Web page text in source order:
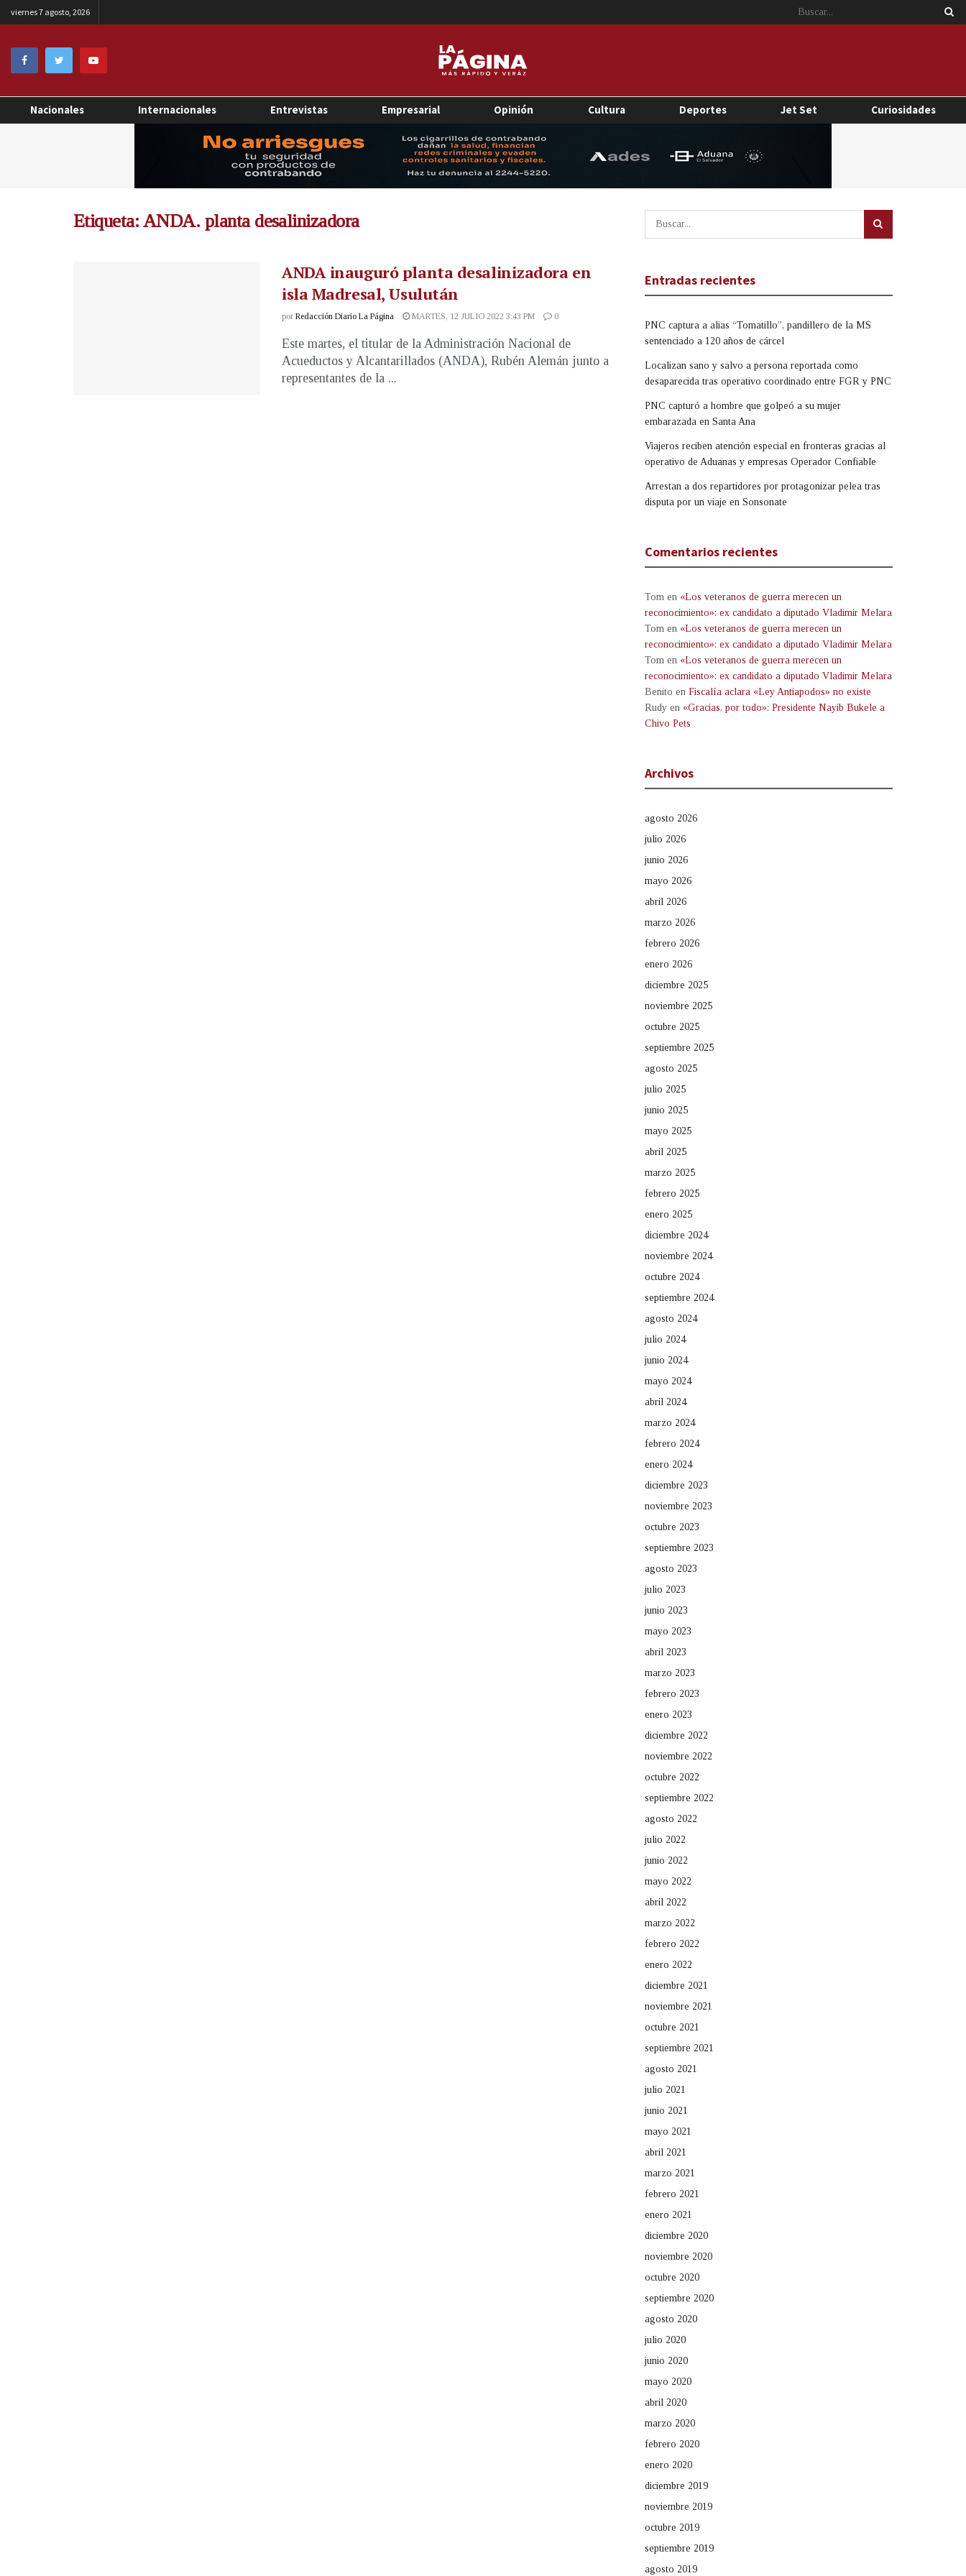
viernes 7 agosto, 2026
Nacionales Internacionales Entrevistas Empresarial Opinión Cultura Deportes Jet Set Curiosidades
Etiqueta: ANDA. planta desalinizadora
ANDA inauguró planta desalinizadora en
isla Madresal, Usulután
por Redacción Diario La Página MARTES, 12 JULIO 2022 3:43 PM 0
Este martes, el titular de la Administración Nacional de
Acueductos y Alcantarillados (ANDA), Rubén Alemán junto a
representantes de la ...
Entradas recientes
PNC captura a alias “Tomatillo”, pandillero de la MS
sentenciado a 120 años de cárcel
Localizan sano y salvo a persona reportada como
desaparecida tras operativo coordinado entre FGR y PNC
PNC capturó a hombre que golpeó a su mujer
embarazada en Santa Ana
Viajeros reciben atención especial en fronteras gracias al
operativo de Aduanas y empresas Operador Confiable
Arrestan a dos repartidores por protagonizar pelea tras
disputa por un viaje en Sonsonate
Comentarios recientes
Tom en «Los veteranos de guerra merecen un
reconocimiento»: ex candidato a diputado Vladimir Melara
Tom en «Los veteranos de guerra merecen un
reconocimiento»: ex candidato a diputado Vladimir Melara
Tom en «Los veteranos de guerra merecen un
reconocimiento»: ex candidato a diputado Vladimir Melara
Benito en Fiscalía aclara «Ley Antiapodos» no existe
Rudy en «Gracias, por todo»: Presidente Nayib Bukele a
Chivo Pets
Archivos
agosto 2026
julio 2026
junio 2026
mayo 2026
abril 2026
marzo 2026
febrero 2026
enero 2026
diciembre 2025
noviembre 2025
octubre 2025
septiembre 2025
agosto 2025
julio 2025
junio 2025
mayo 2025
abril 2025
marzo 2025
febrero 2025
enero 2025
diciembre 2024
noviembre 2024
octubre 2024
septiembre 2024
agosto 2024
julio 2024
junio 2024
mayo 2024
abril 2024
marzo 2024
febrero 2024
enero 2024
diciembre 2023
noviembre 2023
octubre 2023
septiembre 2023
agosto 2023
julio 2023
junio 2023
mayo 2023
abril 2023
marzo 2023
febrero 2023
enero 2023
diciembre 2022
noviembre 2022
octubre 2022
septiembre 2022
agosto 2022
julio 2022
junio 2022
mayo 2022
abril 2022
marzo 2022
febrero 2022
enero 2022
diciembre 2021
noviembre 2021
octubre 2021
septiembre 2021
agosto 2021
julio 2021
junio 2021
mayo 2021
abril 2021
marzo 2021
febrero 2021
enero 2021
diciembre 2020
noviembre 2020
octubre 2020
septiembre 2020
agosto 2020
julio 2020
junio 2020
mayo 2020
abril 2020
marzo 2020
febrero 2020
enero 2020
diciembre 2019
noviembre 2019
octubre 2019
septiembre 2019
agosto 2019